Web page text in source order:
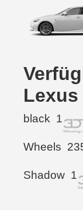
Lexus
black 1
Wheels
Shadow 1